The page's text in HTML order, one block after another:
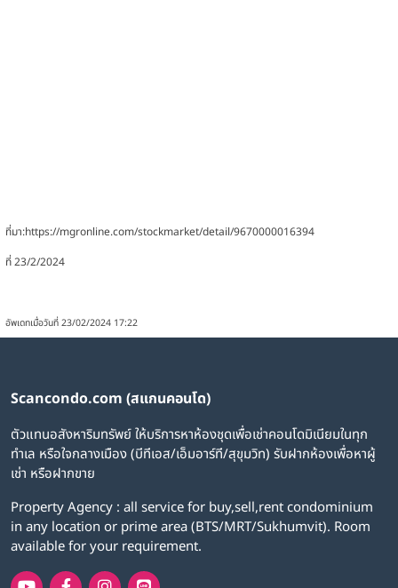
ที่มา:https://mgronline.com/stockmarket/detail/9670000016394
ที่ 23/2/2024
อัพเดทเมื่อวันที่ 23/02/2024 17:22
Scancondo.com (สแกนคอนโด)
ตัวแทนอสังหาริมทรัพย์ ให้บริการหาห้องชุดเพื่อเช่าคอนโดมิเนียมในทุก
ทำเล หรือใจกลางเมือง (บีทีเอส/เอ็มอาร์ที/สุขุมวิท) รับฝากห้องเพื่อหาผู้
เช่า หรือฝากขาย
Property Agency : all service for buy,sell,rent condominium
in any location or prime area (BTS/MRT/Sukhumvit). Room
available for your requirement.